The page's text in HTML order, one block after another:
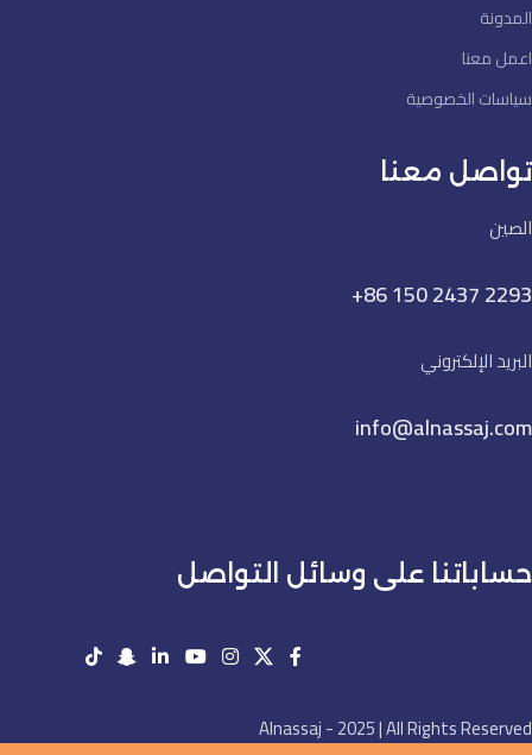
المدونة
اعمل معنا
سياسات الخصوصية
تواصل معنا
الصين
+86 150 2437 2293
البريد الإلكتروني
info@alnassaj.com
حساباتنا على وسائل التواصل
Alnassaj - 2025 | All Rights Reserved